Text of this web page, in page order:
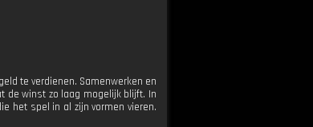
te verdienen. Samenwerken en
de winst zo laag mogelijk blijft. In
het spel in al zijn vormen vieren.